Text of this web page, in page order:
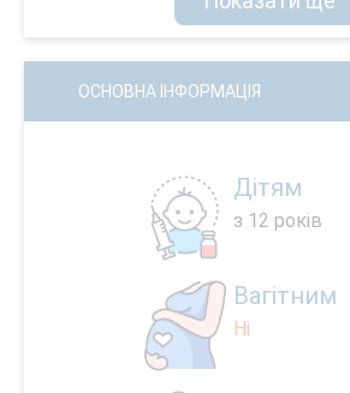
ОСНОВНА ІНФОРМАЦІЯ
Дітям
з 12 років
Вагітним
Ні